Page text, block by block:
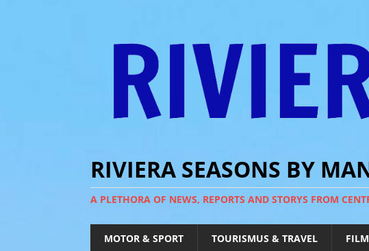
RIVIERA SEASONS BY
A PLETHORA OF NEWS, REPORTS AND STORYS FROM
MOTOR & SPORT TOURISMUS & TRAVEL